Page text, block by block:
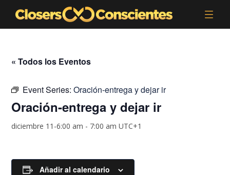
« Todos los Eventos
Event Series:Oración-entrega y dejar ir
Oración-entrega y dejar ir
diciembre 11-6:00 am - 7:00 am UTC+1
Añadir al calendario